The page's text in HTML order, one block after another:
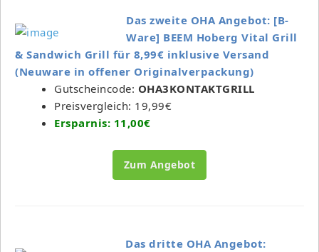
Das zweite OHA Angebot: [B-
Ware] BEEM Hoberg Vital Grill
& Sandwich Grill für 8,99€ inklusive Versand
(Neuware in offener Originalverpackung)
Gutscheincode: OHA3KONTAKTGRILL
Preisvergleich: 19,99€
Ersparnis: 11,00€
Zum Angebot
Das dritte OHA Angebot: